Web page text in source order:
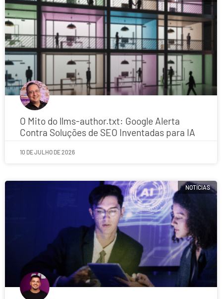
O Mito do llms-author.txt: Google Alerta
Contra Soluções de SEO Inventadas para IA
10 DE JULHO DE 2026
NOTÍCIAS